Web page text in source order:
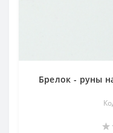
Брелок - руны